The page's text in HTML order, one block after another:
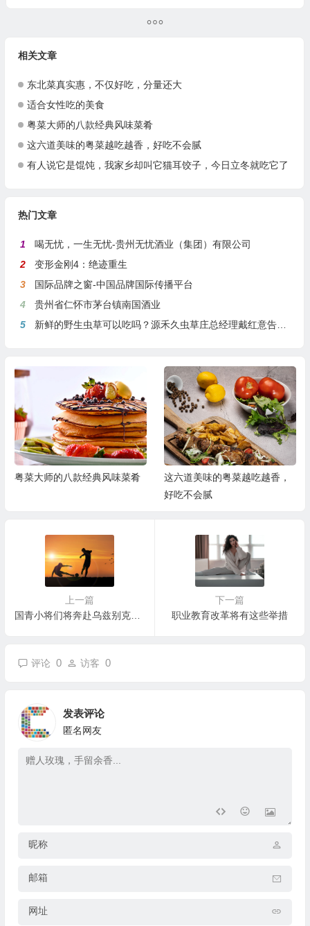
相关文章
东北菜真实惠，不仅好吃，分量还大
适合女性吃的美食
粤菜大师的八款经典风味菜肴
这六道美味的粤菜越吃越香，好吃不会腻
有人说它是馄饨，我家乡却叫它猫耳饺子，今日立冬就吃它了
热门文章
1
喝无忧，一生无忧-贵州无忧酒业（集团）有限公司
2
变形金刚4：绝迹重生
3
国际品牌之窗-中国品牌国际传播平台
4
贵州省仁怀市茅台镇南国酒业
5
新鲜的野生虫草可以吃吗？源禾久虫草庄总经理戴红意告诉你
粤菜大师的八款经典风味菜肴
这六道美味的粤菜越吃越香，
好吃不会腻
上一篇
国青小将们将奔赴乌兹别克斯坦
下一篇
职业教育改革将有这些举措
评论 0 访客 0
发表评论
匿名网友
昵称
邮箱
网址